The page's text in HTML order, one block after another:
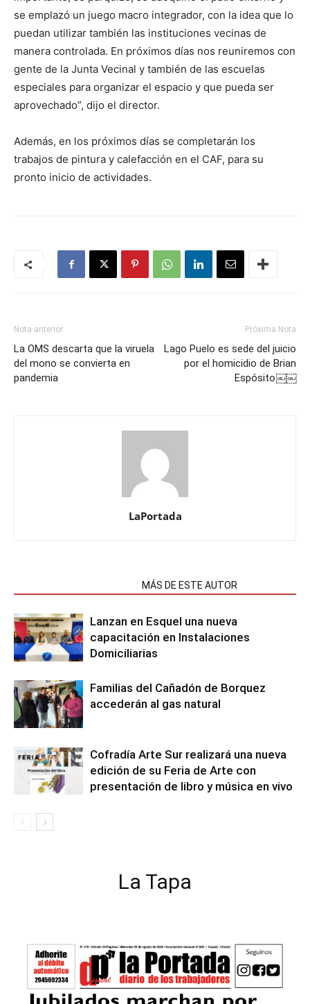
se emplazó un juego macro integrador, con la idea que lo
puedan utilizar también las instituciones vecinas de
manera controlada. En próximos días nos reuniremos con
gente de la Junta Vecinal y también de las escuelas
especiales para organizar el espacio y que pueda ser
aprovechado”, dijo el director.
Además, en los próximos días se completarán los
trabajos de pintura y calefacción en el CAF, para su
pronto inicio de actividades.
Nota anterior
La OMS descarta que la viruela
del mono se convierta en
pandemia
Próxima Nota
Lago Puelo es sede del juicio
por el homicidio de Brian
Espósito￼￼
LaPortada
MÁS DE ESTE AUTOR
Lanzan en Esquel una nueva
capacitación en Instalaciones
Domiciliarias
Familias del Cañadón de Borquez
accederán al gas natural
Cofradía Arte Sur realizará una nueva
edición de su Feria de Arte con
presentación de libro y música en vivo
La Tapa